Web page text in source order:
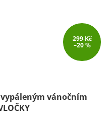
299 Kč
–20 %
vánočním